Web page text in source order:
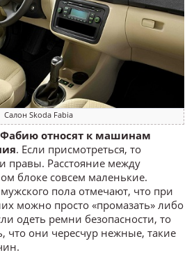
Салон Skoda Fabia
относят к машинам
. Если присмотреться, то
правы. Расстояние между
блоке совсем маленькие.
пола отмечают, что при
можно просто «промазать» либо
одеть ремни безопасности, то
что они чересчур нежные, такие